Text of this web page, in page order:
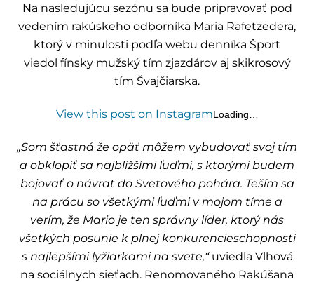
Na nasledujúcu sezónu sa bude pripravovať pod
vedením rakúskeho odborníka Maria Rafetzedera,
ktorý v minulosti podľa webu denníka Šport
viedol fínsky mužský tím zjazdárov aj skikrosový
tím Švajčiarska.
View this post on InstagramLoading…
„Som šťastná že opäť môžem vybudovať svoj tím
a obklopiť sa najbližšími ľuďmi, s ktorými budem
bojovať o návrat do Svetového pohára. Teším sa
na prácu so všetkými ľuďmi v mojom tíme a
verím, že Mario je ten správny líder, ktorý nás
všetkých posunie k plnej konkurencieschopnosti
s najlepšími lyžiarkami na svete,“uviedla Vlhová
na sociálnych sieťach. Renomovaného Rakúšana